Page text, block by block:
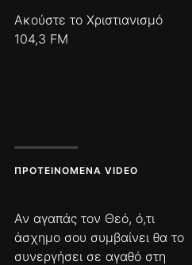
Ακούστε το Χριστιανισμό
104,3 FM
ΠΡΟΤΕΙΝΌΜΕΝΑ VIDEO
Αν αγαπάς τον Θεό, ό,τι
άσχημο σου συμβαίνει θα το
συνεργήσει σε αγαθό στη